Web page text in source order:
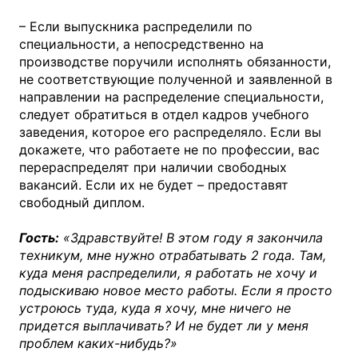
– Если выпускника распределили по
специальности, а непосредственно на
производстве поручили исполнять обязанности,
не соответствующие полученной и заявленной в
направлении на распределение специальности,
следует обратиться в отдел кадров учебного
заведения, которое его распределяло. Если вы
докажете, что работаете не по профессии, вас
перераспределят при наличии свободных
вакансий. Если их не будет – предоставят
свободный диплом.
Гость: «Здравствуйте! В этом году я закончила
техникум, мне нужно отрабатывать 2 года. Там,
куда меня распределили, я работать не хочу и
подыскиваю новое место работы. Если я просто
устроюсь туда, куда я хочу, мне ничего не
придется выплачивать? И не будет ли у меня
проблем каких-нибудь?»